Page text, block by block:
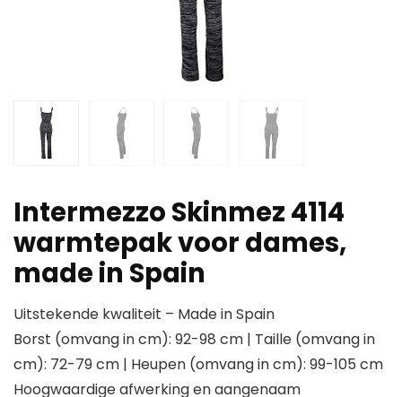
Intermezzo Skinmez 4114
warmtepak voor dames,
made in Spain
Uitstekende kwaliteit – Made in Spain
Borst (omvang in cm): 92-98 cm | Taille (omvang in
cm): 72-79 cm | Heupen (omvang in cm): 99-105 cm
Hoogwaardige afwerking en aangenaam